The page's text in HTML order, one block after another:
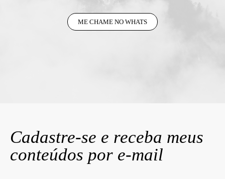
ME CHAME NO WHATS
Cadastre-se e receba meus
conteúdos por e-mail